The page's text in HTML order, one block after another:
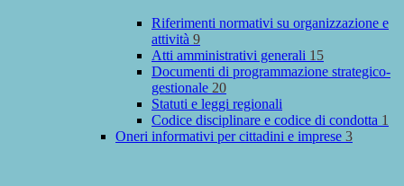
Riferimenti normativi su organizzazione e
attività 9
Atti amministrativi generali 15
Documenti di programmazione strategico-
gestionale 20
Statuti e leggi regionali
Codice disciplinare e codice di condotta 1
Oneri informativi per cittadini e imprese 3